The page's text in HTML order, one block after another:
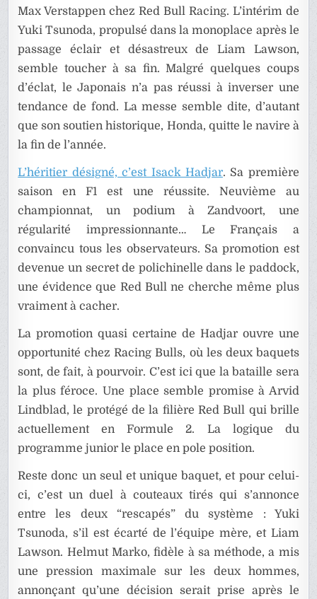
Max Verstappen chez Red Bull Racing. L’intérim de
Yuki Tsunoda, propulsé dans la monoplace après le
passage éclair et désastreux de Liam Lawson,
semble toucher à sa fin. Malgré quelques coups
d’éclat, le Japonais n’a pas réussi à inverser une
tendance de fond. La messe semble dite, d’autant
que son soutien historique, Honda, quitte le navire à
la fin de l’année.
L’héritier désigné, c’est Isack Hadjar. Sa première
saison en F1 est une réussite. Neuvième au
championnat, un podium à Zandvoort, une
régularité impressionnante… Le Français a
convaincu tous les observateurs. Sa promotion est
devenue un secret de polichinelle dans le paddock,
une évidence que Red Bull ne cherche même plus
vraiment à cacher.
La promotion quasi certaine de Hadjar ouvre une
opportunité chez Racing Bulls, où les deux baquets
sont, de fait, à pourvoir. C’est ici que la bataille sera
la plus féroce. Une place semble promise à Arvid
Lindblad, le protégé de la filière Red Bull qui brille
actuellement en Formule 2. La logique du
programme junior le place en pole position.
Reste donc un seul et unique baquet, et pour celui-
ci, c’est un duel à couteaux tirés qui s’annonce
entre les deux “rescapés” du système : Yuki
Tsunoda, s’il est écarté de l’équipe mère, et Liam
Lawson. Helmut Marko, fidèle à sa méthode, a mis
une pression maximale sur les deux hommes,
annonçant qu’une décision serait prise après le